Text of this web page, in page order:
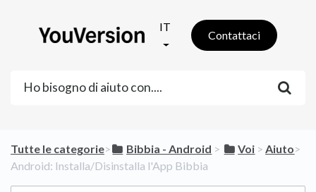
IT
Contattaci
Tutte le categorie​>​ ​Bibbia - Android ​ > ​ ​Voi ​ > ​​Aiuto​>​
Android: Installa/Disinstalla l'App Bibbia